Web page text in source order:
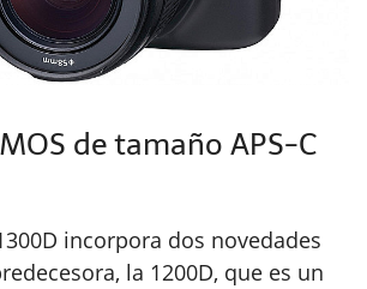
de tamaño APS-C
incorpora dos novedades
la 1200D, que es un